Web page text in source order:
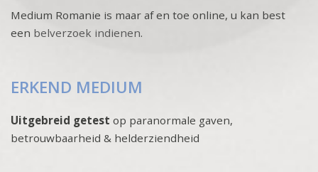
Medium Romanie is maar af en toe online, u kan best
een belverzoek indienen.
ERKEND MEDIUM
Uitgebreid getest op paranormale gaven,
betrouwbaarheid & helderziendheid